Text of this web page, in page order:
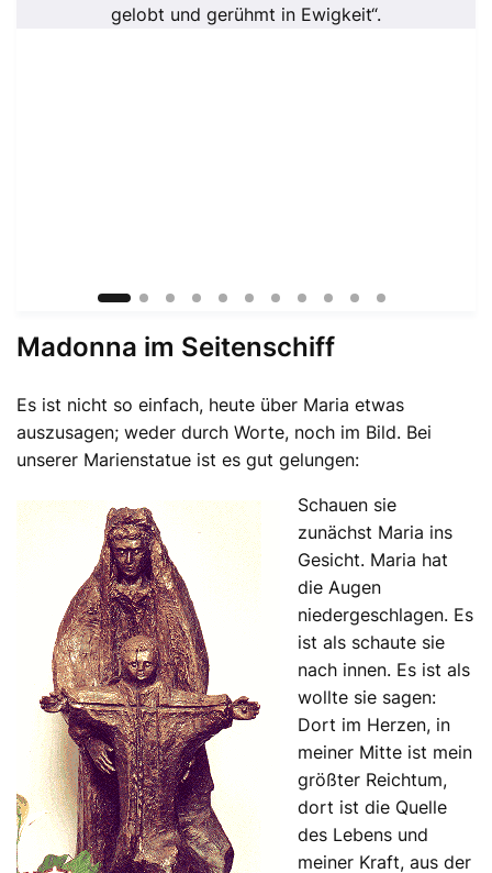
gelobt und gerühmt in Ewigkeit“.
Madonna im Seitenschiff
Es ist nicht so einfach, heute über Maria etwas
auszusagen; weder durch Worte, noch im Bild. Bei
unserer Marienstatue ist es gut gelungen:
Schauen sie
zunächst Maria ins
Gesicht. Maria hat
die Augen
niedergeschlagen. Es
ist als schaute sie
nach innen. Es ist als
wollte sie sagen:
Dort im Herzen, in
meiner Mitte ist mein
größter Reichtum,
dort ist die Quelle
des Lebens und
meiner Kraft, aus der